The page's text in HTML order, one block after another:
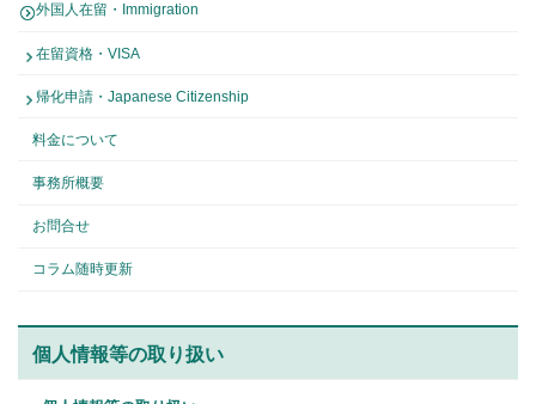
外国人在留・Immigration
在留資格・VISA
帰化申請・Japanese Citizenship
料金について
事務所概要
お問合せ
コラム随時更新
個人情報等の取り扱い